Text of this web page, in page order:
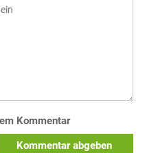
Kommentar
Kommentar abgeben